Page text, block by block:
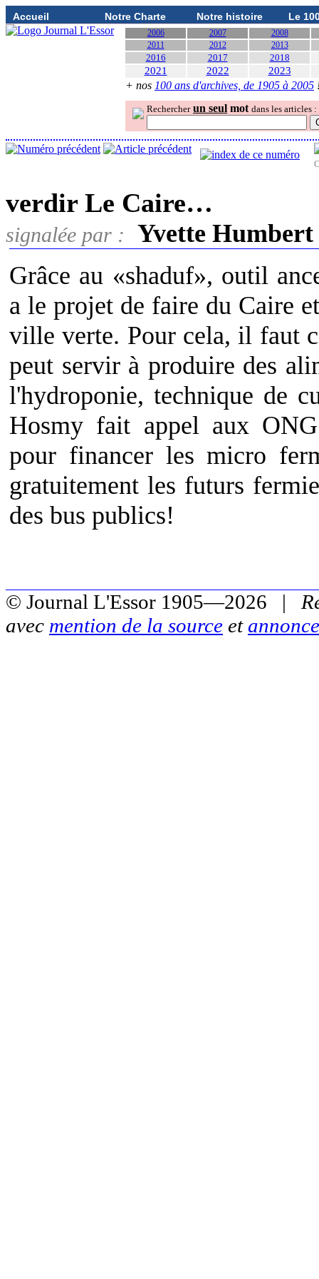
Accueil Notre Charte Notre histoire Le
2006 2007
2008
2011
2012 2013
2016 2017 2018
2021 2022 2023
+ nos 100 ans d'archives, de 1905 à 2005
Rechercher un seul mot dans les articles :
verdir Le Caire…
signalée par :
Yvette
Grâce au «shaduf», outil
a le projet de faire du Caire
ville verte. Pour cela, il faut
peut servir à produire des
l'hydroponie, technique de
Hosmy fait appel aux
pour financer les micro
gratuitement les futurs
des bus publics!
© Journal L'Essor 1905—2026 |
avec mention de la source et